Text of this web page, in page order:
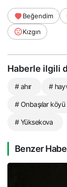
Beğendim
Kızgın
Haberle ilgili
# ahır #
# Onbaşılar köyü
# Yüksekova
Benzer